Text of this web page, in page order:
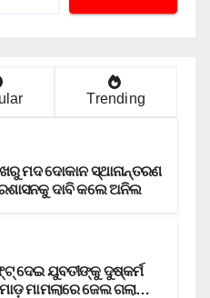
Trending
ମଦ ଦୋକାନ ସ୍ଥାନାନ୍ତରଣ
ଦାବି କଲେ ଅନିଲ
ଦେଇ ଯୁବତୀଙ୍କୁ ଦୁଷ୍କର୍ମ
ମାମଲାରେ ଜେଲ ଗଲା